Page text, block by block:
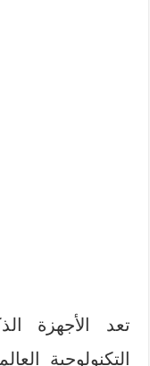
تعد الأجهزة
التكنولوجية